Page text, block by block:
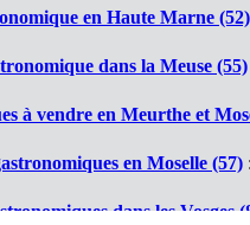
en Haute Marne (52)
dans la Meuse (55)
à vendre en Meurthe et
en Moselle (57)
dans les Vosges